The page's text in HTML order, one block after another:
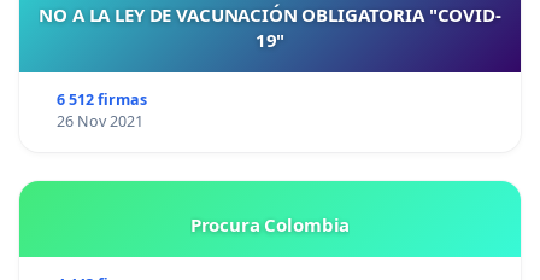
NO A LA LEY DE VACUNACIÓN OBLIGATORIA "COVID-
19"
6 512 firmas
26 Nov 2021
Procura Colombia